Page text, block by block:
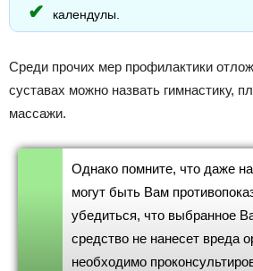
календулы.
Среди прочих мер профилактики
суставах можно назвать гимнастику,
массажи.
Однако помните, что даже
могут быть Вам
убедиться, что выбранное
средство не нанесет вреда
необходимо